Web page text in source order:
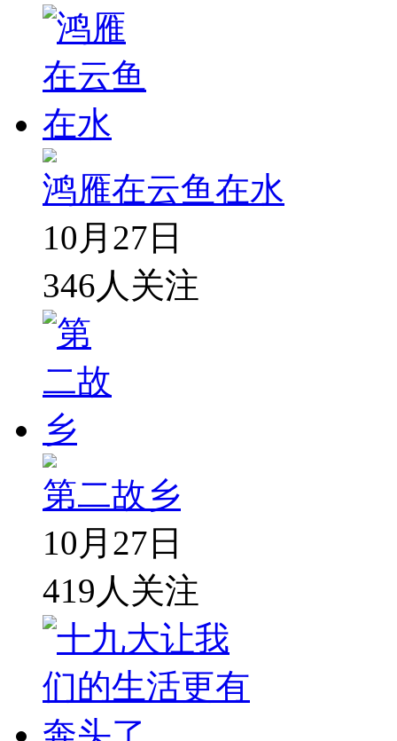
鸿雁在云鱼在水
10月27日
346人关注
第二故乡
10月27日
419 人关注